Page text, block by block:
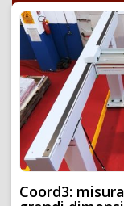
Coord3: